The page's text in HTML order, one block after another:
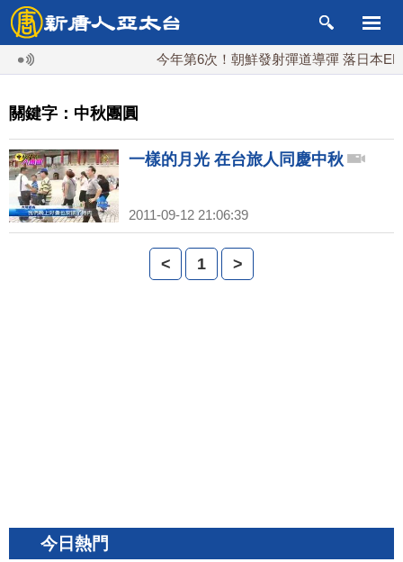
今年第6次！朝鮮發射彈道導彈 落日本EEZ
關鍵字：中秋團圓
一樣的月光 在台旅人同慶中秋
2011-09-12 21:06:39
< 1 >
今日熱門